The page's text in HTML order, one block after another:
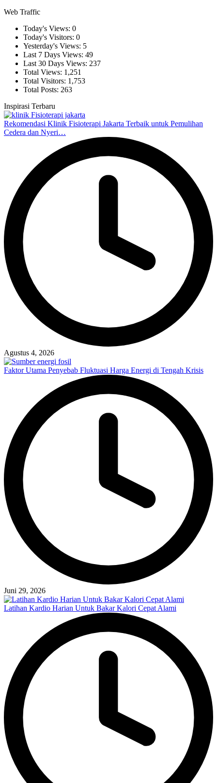
Web Traffic
Today's Views: 0
Today's Visitors: 0
Yesterday's Views: 5
Last 7 Days Views: 49
Last 30 Days Views: 237
Total Views: 1,251
Total Visitors: 1,753
Total Posts: 263
Inspirasi Terbaru
Rekomendasi Klinik Fisioterapi Jakarta Terbaik untuk Pemulihan
Cedera dan Nyeri…
Agustus 4, 2026
Faktor Utama Penyebab Fluktuasi Harga Energi di Tengah Krisis
Juni 29, 2026
Latihan Kardio Harian Untuk Bakar Kalori Cepat Alami